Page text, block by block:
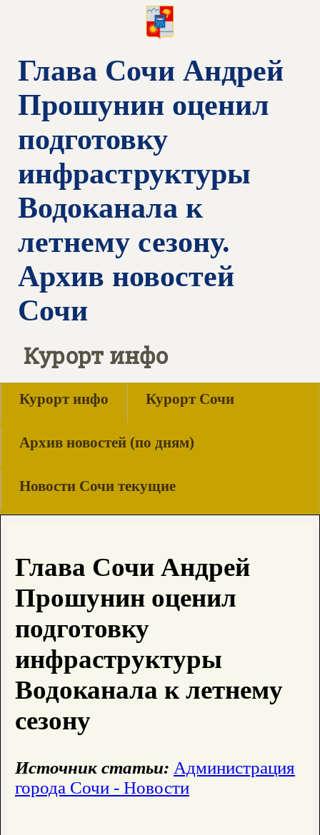
Глава Сочи Андрей
Прошунин оценил
подготовку
инфраструктуры
Водоканала к
летнему сезону.
Архив новостей
Сочи
Курорт инфо
Курорт инфо Курорт Сочи
Архив новостей (по дням)
Новости Сочи текущие
Глава Сочи Андрей
Прошунин оценил
подготовку
инфраструктуры
Водоканала к летнему
сезону
Источник статьи: Администрация
города Сочи - Новости